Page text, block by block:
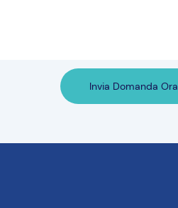
Invia Domanda Ora